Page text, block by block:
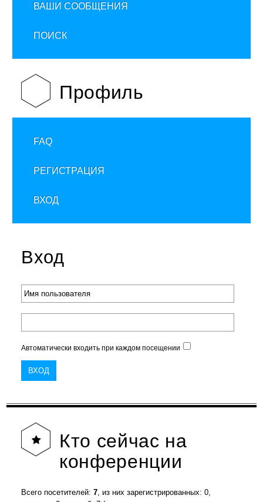
ВАШИ СООБЩЕНИЯ
ПОИСК
Профиль
FAQ
РЕГИСТРАЦИЯ
ВХОД
Вход
Автоматически входить при каждом посещении
Кто сейчас на
конференции
Всего посетителей:7, из них зарегистрированных: 0,